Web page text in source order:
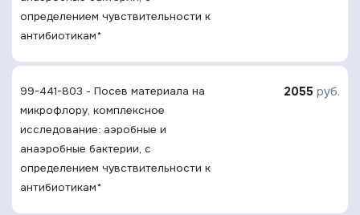
определением чувствительности к
антибиотикам*
99-441-803 - Посев материала на
микрофлору, комплексное
исследование: аэробные и
анаэробные бактерии, с
определением чувствительности к
антибиотикам*
2055 руб.